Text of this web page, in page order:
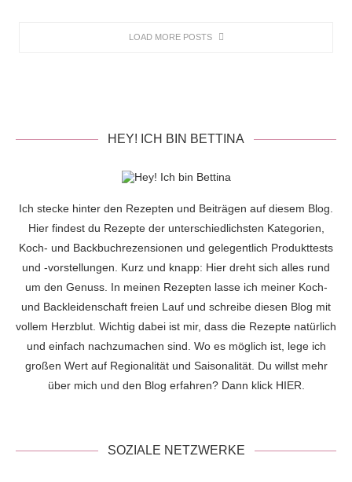
LOAD MORE POSTS
HEY! ICH BIN BETTINA
Ich stecke hinter den Rezepten und Beiträgen auf diesem Blog.
Hier findest du Rezepte der unterschiedlichsten Kategorien,
Koch- und Backbuchrezensionen und gelegentlich Produkttests
und -vorstellungen. Kurz und knapp: Hier dreht sich alles rund
um den Genuss. In meinen Rezepten lasse ich meiner Koch-
und Backleidenschaft freien Lauf und schreibe diesen Blog mit
vollem Herzblut. Wichtig dabei ist mir, dass die Rezepte natürlich
und einfach nachzumachen sind. Wo es möglich ist, lege ich
großen Wert auf Regionalität und Saisonalität. Du willst mehr
über mich und den Blog erfahren? Dann klick HIER.
SOZIALE NETZWERKE